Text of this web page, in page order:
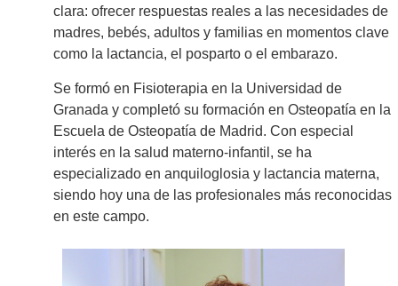
clara: ofrecer respuestas reales a las necesidades de
madres, bebés, adultos y familias en momentos clave
como la lactancia, el posparto o el embarazo.
Se formó en Fisioterapia en la Universidad de
Granada y completó su formación en Osteopatía en la
Escuela de Osteopatía de Madrid. Con especial
interés en la salud materno-infantil, se ha
especializado en anquiloglosia y lactancia materna,
siendo hoy una de las profesionales más reconocidas
en este campo.